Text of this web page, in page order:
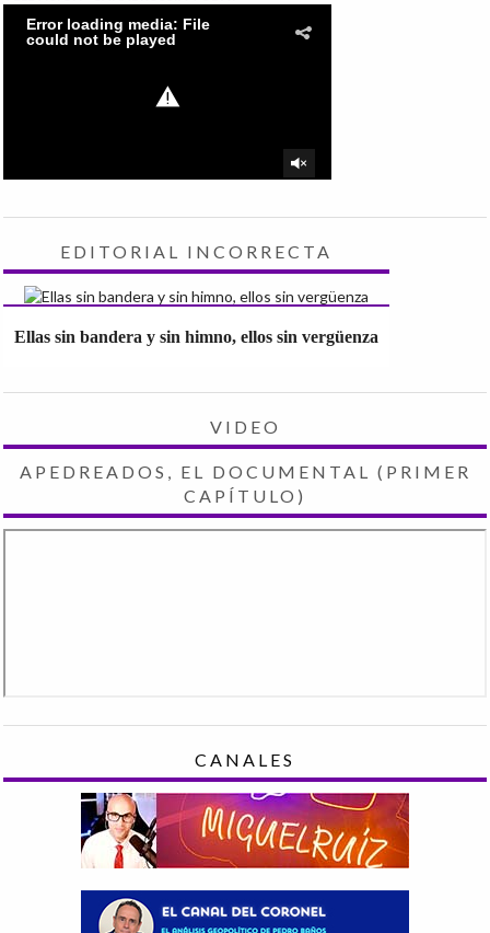
EDITORIAL INCORRECTA
Ellas sin bandera y sin himno, ellos sin vergüenza
VIDEO
APEDREADOS, EL DOCUMENTAL (PRIMER
CAPÍTULO)
CANALES